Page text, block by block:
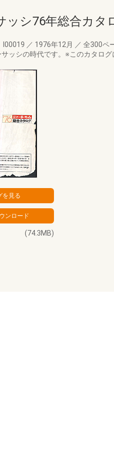
ッシ76年総合カタ
I00019 ／ 1976年12月 ／ 全300ペ
ッシの時代です。※このカタログ
(74.3MB)